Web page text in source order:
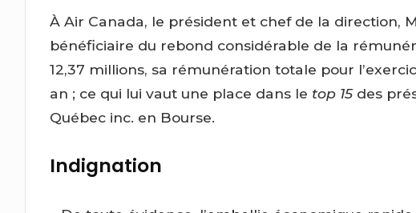
À Air Canada, le président et chef de la direction,
bénéficiaire du rebond considérable de la
12,37 millions, sa rémunération totale pour
an ; ce qui lui vaut une place dans le top 15des
Québec inc. en Bourse.
Indignation